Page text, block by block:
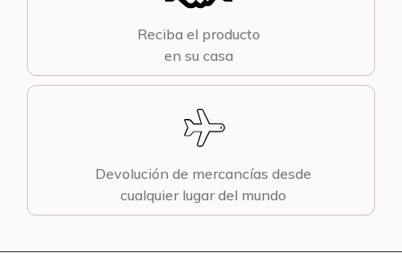
Reciba el producto
en su casa
Devolución de mercancías desde
cualquier lugar del mundo